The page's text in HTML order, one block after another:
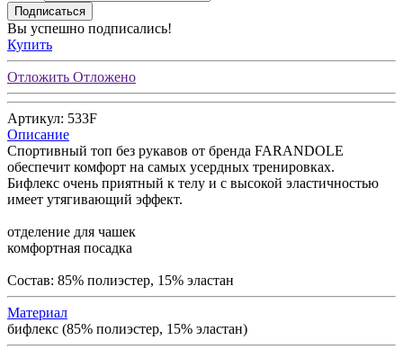
Подписаться
Вы успешно подписались!
Купить
Отложить Отложено
Артикул: 533F
Описание
Спортивный топ без рукавов от бренда FARANDOLE
обеспечит комфорт на самых усердных тренировках.
Бифлекс очень приятный к телу и с высокой эластичностью
имеет утягивающий эффект.
отделение для чашек
комфортная посадка
Состав: 85% полиэстер, 15% эластан
Материал
бифлекс (85% полиэстер, 15% эластан)